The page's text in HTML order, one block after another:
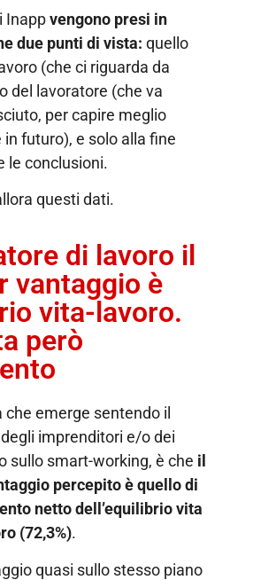
Inappvengono presi in
due punti di vista: quello
(che ci riguarda da
del lavoratore (che va
per capire meglio
futuro), e solo alla fine
le conclusioni.
questi dati.
di lavoro il
vantaggio è
vita-lavoro.
però
che emerge sentendo il
imprenditori e/o dei
sullo smart-working, è che il
percepito è quello di
netto dell’equilibrio vita
(72,3%).
quasi sullo stesso piano